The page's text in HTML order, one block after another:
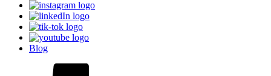
Blog